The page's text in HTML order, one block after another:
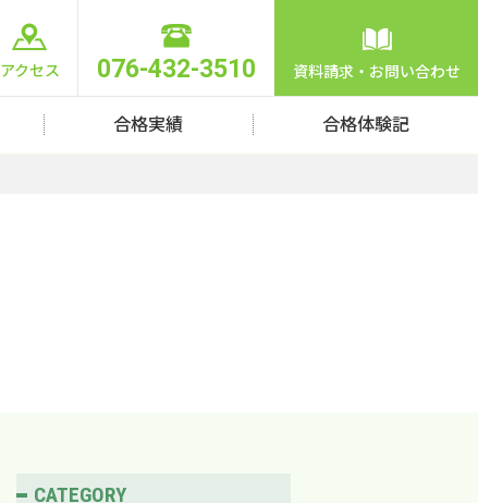
アクセス 076-432-3510 資料請求・お問い合わせ
合格実績 合格体験記
CATEGORY